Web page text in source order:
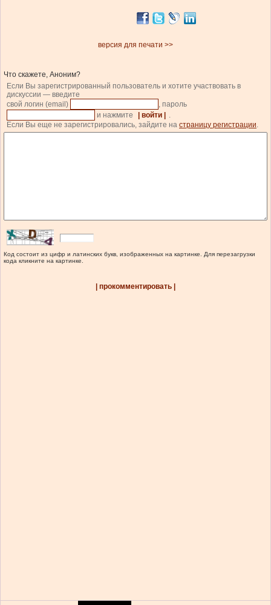
версия для печати >>
Что скажете, Аноним?
Если Вы зарегистрированный пользователь и хотите участвовать в
дискуссии — введите
свой логин (email)
, пароль
и нажмите
| войти |
.
Если Вы еще не зарегистрировались, зайдите на страницу регистрации.
Код состоит из цифр и латинских букв, изображенных на картинке. Для перезагрузки
кода кликните на картинке.
| прокомментировать |